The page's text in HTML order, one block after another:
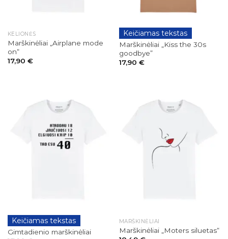
KELIONĖS
Marškinėliai „Airplane mode
on“
17,90 €
GIMTADIENIAI
Keičiamas tekstas
Marškinėliai „Kiss the 30s
goodbye”
17,90 €
GIMTADIENIAI
Keičiamas tekstas
Gimtadienio marškinėliai
MARŠKINĖLIAI
Marškinėliai „Moters siluetas“